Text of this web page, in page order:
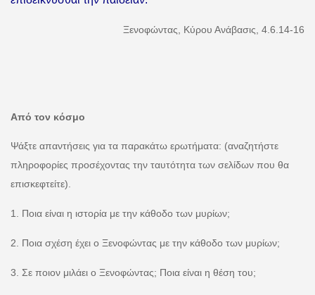
Ξενοφώντας, Κύρου Ανάβασις, 4.6.14-16
Από τον κόσμο
Ψάξτε απαντήσεις για τα παρακάτω ερωτήματα: (αναζητήστε
πληροφορίες προσέχοντας την ταυτότητα των σελίδων που θα
επισκεφτείτε).
1. Ποια είναι η ιστορία με την κάθοδο των μυρίων;
2. Ποια σχέση έχει ο Ξενοφώντας με την κάθοδο των μυρίων;
3. Σε ποιον μιλάει ο Ξενοφώντας; Ποια είναι η θέση του;